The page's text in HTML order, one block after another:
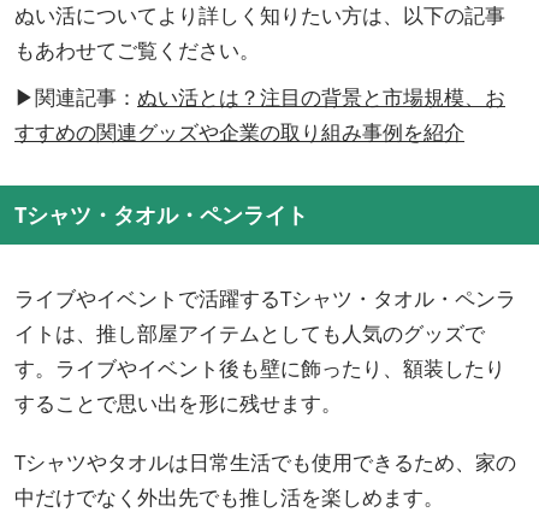
ぬい活についてより詳しく知りたい方は、以下の記事
もあわせてご覧ください。
▶関連記事： ぬい活とは？注目の背景と市場規模、お
すすめの関連グッズや企業の取り組み事例を紹介
Tシャツ・タオル・ペンライト
ライブやイベントで活躍するTシャツ・タオル・ペンラ
イトは、推し部屋アイテムとしても人気のグッズで
す。ライブやイベント後も壁に飾ったり、額装したり
することで思い出を形に残せます。
Tシャツやタオルは日常生活でも使用できるため、家の
中だけでなく外出先でも推し活を楽しめます。